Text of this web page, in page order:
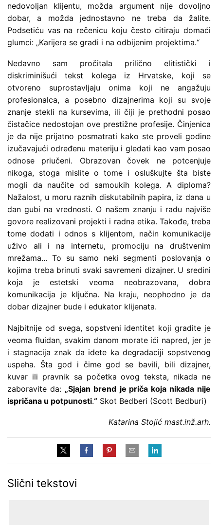
nedovoljan klijentu, možda argument nije dovoljno
dobar, a možda jednostavno ne treba da žalite.
Podsetiću vas na rečenicu koju često citiraju domaći
glumci: „Karijera se gradi i na odbijenim projektima.“
Nedavno sam pročitala prilično elitistički i
diskriminišući tekst kolega iz Hrvatske, koji se
otvoreno suprostavljaju onima koji ne angažuju
profesionalca, a posebno dizajnerima koji su svoje
znanje stekli na kursevima, ili čiji je prethodni posao
čistačice nedostojan ove prestižne profesije. Činjenica
je da nije prijatno posmatrati kako ste proveli godine
izučavajući određenu materiju i gledati kao vam posao
odnose priučeni. Obrazovan čovek ne potcenjuje
nikoga, stoga mislite o tome i osluškujte šta biste
mogli da naučite od samoukih kolega. A diploma?
Nažalost, u moru raznih diskutabilnih papira, iz dana u
dan gubi na vrednosti. O našem znanju i radu najviše
govore realizovani projekti i radna etika. Takođe, treba
tome dodati i odnos s klijentom, način komunikacije
uživo ali i na internetu, promociju na društvenim
mrežama… To su samo neki segmenti poslovanja o
kojima treba brinuti svaki savremeni dizajner. U sredini
koja je estetski veoma neobrazovana, dobra
komunikacija je ključna. Na kraju, neophodno je da
dobar dizajner bude i edukator klijenata.
Najbitnije od svega, sopstveni identitet koji gradite je
veoma fluidan, svakim danom morate ići napred, jer je
i stagnacija znak da idete ka degradaciji sopstvenog
uspeha. Šta god i čime god se bavili, bili dizajner,
kuvar ili pravnik sa početka ovog teksta, nikada ne
zaboravite da: „Sjajan brend je priča koja nikada nije
ispričana u potpunosti.“ Skot Bedberi (Scott Bedburi)
Katarina Stojić mast.inž.arh.
Slični tekstovi